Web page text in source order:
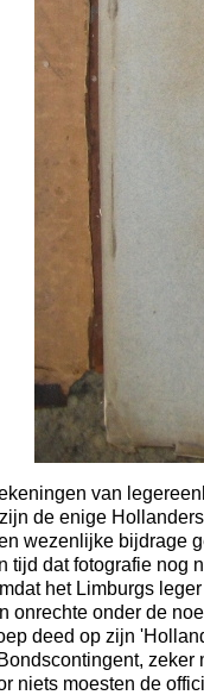
van
de enige
wezenlijke bijdrage
tijd dat fotografie nog
het Limburgs
onrechte onder de
deed op zijn
niets moesten de